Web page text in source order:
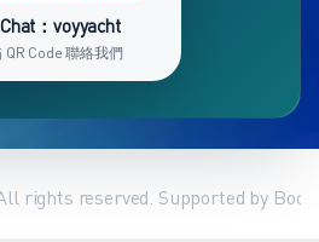
：voyyacht
QR Code 聯絡我們
rights reserved. Supported by